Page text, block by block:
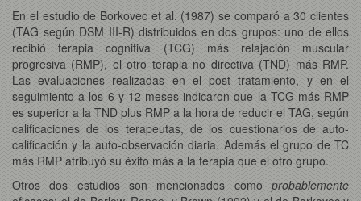
En el estudio de Borkovec et al. (1987) se comparó a 30 clientes
(TAG según DSM III-R) distribuidos en dos grupos: uno de ellos
recibió terapia cognitiva (TCG) más relajación muscular
progresiva (RMP), el otro terapia no directiva (TND) más RMP.
Las evaluaciones realizadas en el post tratamiento, y en el
seguimiento a los 6 y 12 meses indicaron que la TCG más RMP
es superior a la TND plus RMP a la hora de reducir el TAG, según
calificaciones de los terapeutas, de los cuestionarios de auto-
calificación y la auto-observación diaria. Además el grupo de TC
más RMP atribuyó su éxito más a la terapia que el otro grupo.
Otros dos estudios son mencionados como probablemente